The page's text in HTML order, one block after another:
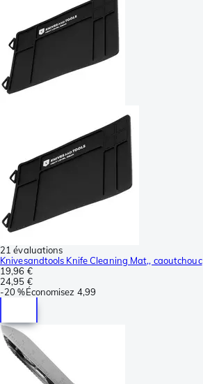
21 évaluations
Knivesandtools Knife Cleaning Mat,, caoutchouc
19,96 €
24,95 €
-20 %Économisez 4,99